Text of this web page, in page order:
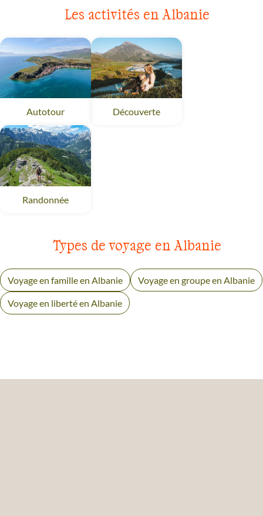
Les activités en Albanie
Autotour Découverte
Randonnée
Types de voyage en Albanie
Voyage en famille en Albanie Voyage en groupe en Albanie
Voyage en liberté en Albanie